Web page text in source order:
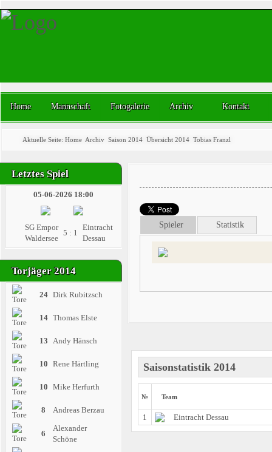
Home Mannschaft Fotogalerie Archiv Kontakt
Aktuelle Seite: Home Archiv Saison 2014 Übersicht 2014 Tobias Franzl
Letztes Spiel
05-06-2026 18:00
SG Empor
Waldersee
5 : 1
Eintracht
Dessau
Torjäger 2014
24 Dirk Rubitzsch
14 Thomas Elste
13 Andy Hänsch
10 Rene Härtling
10 Mike Herfurth
8 Andreas Berzau
6
Alexander
Schöne
Spieler Statistik
Saisonstatistik 2014
№ Team
1 Eintracht Dessau